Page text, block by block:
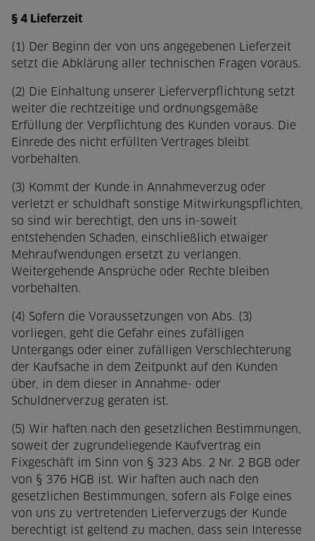
§ 4 Lieferzeit
(1) Der Beginn der von uns angegebenen Lieferzeit
setzt die Abklärung aller technischen Fragen voraus.
(2) Die Einhaltung unserer Lieferverpflichtung setzt
weiter die rechtzeitige und ordnungsgemäße
Erfüllung der Verpflichtung des Kunden voraus. Die
Einrede des nicht erfüllten Vertrages bleibt
vorbehalten.
(3) Kommt der Kunde in Annahmeverzug oder
verletzt er schuldhaft sonstige Mitwirkungspflichten,
so sind wir berechtigt, den uns in-soweit
entstehenden Schaden, einschließlich etwaiger
Mehraufwendungen ersetzt zu verlangen.
Weitergehende Ansprüche oder Rechte bleiben
vorbehalten.
(4) Sofern die Voraussetzungen von Abs. (3)
vorliegen, geht die Gefahr eines zufälligen
Untergangs oder einer zufälligen Verschlechterung
der Kaufsache in dem Zeitpunkt auf den Kunden
über, in dem dieser in Annahme- oder
Schuldnerverzug geraten ist.
(5) Wir haften nach den gesetzlichen Bestimmungen,
soweit der zugrundeliegende Kaufvertrag ein
Fixgeschäft im Sinn von § 323 Abs. 2 Nr. 2 BGB oder
von § 376 HGB ist. Wir haften auch nach den
gesetzlichen Bestimmungen, sofern als Folge eines
von uns zu vertretenden Lieferverzugs der Kunde
berechtigt ist geltend zu machen, dass sein Interesse